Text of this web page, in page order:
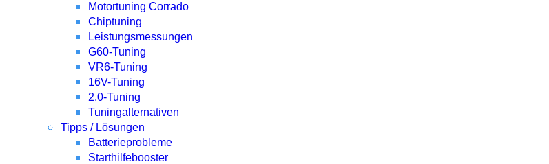
Motortuning Corrado
Chiptuning
Leistungsmessungen
G60-Tuning
VR6-Tuning
16V-Tuning
2.0-Tuning
Tuningalternativen
Tipps / Lösungen
Batterieprobleme
Starthilfebooster